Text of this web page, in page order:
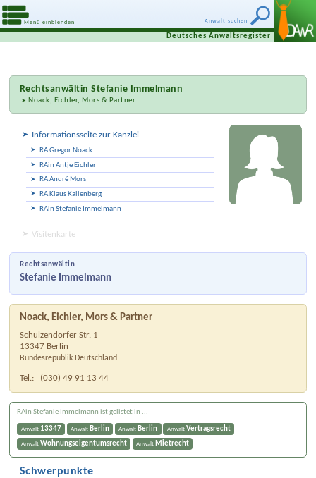
Anwalt suchen
Menü einblenden
Deutsches Anwaltsregister
RechtsanwältinStefanie Immelmann
Noack, Eichler, Mors & Partner
Informationsseite zur Kanzlei
RA Gregor Noack
RAin Antje Eichler
RA André Mors
RA Klaus Kallenberg
RAin Stefanie Immelmann
Visitenkarte
Rechtsanwältin
Stefanie Immelmann
Noack, Eichler, Mors & Partner
Schulzendorfer Str. 1
13347 Berlin
Bundesrepublik Deutschland
Tel.: (030) 49 91 13 44
RAin Stefanie Immelmann ist gelistet in ...
Anwalt 13347 Anwalt Berlin Anwalt Berlin Anwalt Vertragsrecht
Anwalt Wohnungseigentumsrecht Anwalt Mietrecht
Schwerpunkte